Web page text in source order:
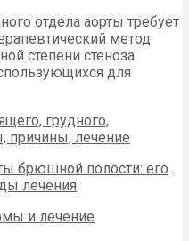
отдела аорты требует
метод
степени стеноза
для